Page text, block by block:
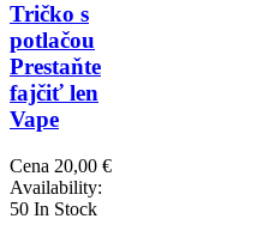
Tričko s
potlačou
Prestaňte
fajčiť len
Vape
Cena 20,00 €
Availability:
50 In Stock